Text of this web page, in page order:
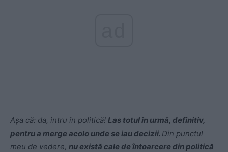
Așa că: da, intru în politică! Las totul în urmă, definitiv,
pentru a merge acolo unde se iau decizii. Din punctul
meu de vedere, nu există cale de întoarcere din politică